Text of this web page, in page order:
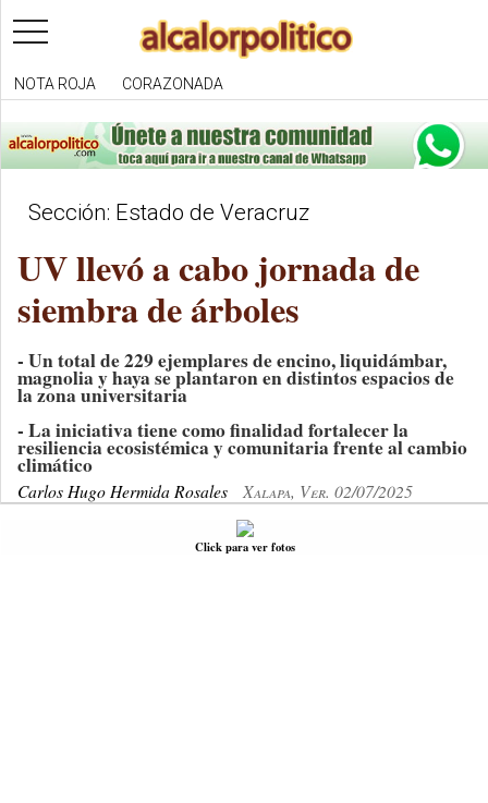
toggle
navigation
NOTA ROJA CORAZONADA
Sección: Estado de Veracruz
UV llevó a cabo jornada de
siembra de árboles
- Un total de 229 ejemplares de encino, liquidámbar,
magnolia y haya se plantaron en distintos espacios de
la zona universitaria
- La iniciativa tiene como finalidad fortalecer la
resiliencia ecosistémica y comunitaria frente al cambio
climático
Carlos Hugo Hermida Rosales Xalapa, Ver. 02/07/2025
Click para ver fotos